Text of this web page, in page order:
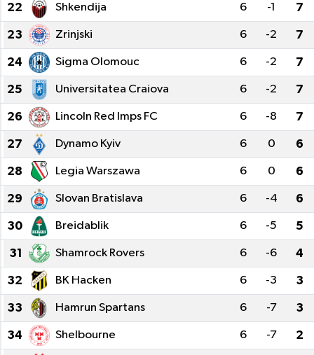
22 Shkendija 6 -1 7
23 Zrinjski 6 -2 7
24 Sigma Olomouc 6 -2 7
25 Universitatea Craiova 6 -2 7
26 Lincoln Red Imps FC 6 -8 7
27 Dynamo Kyiv 6 0 6
28 Legia Warszawa 6 0 6
29 Slovan Bratislava 6 -4 6
30 Breidablik 6 -5 5
31 Shamrock Rovers 6 -6 4
32 BK Hacken 6 -3 3
33 Hamrun Spartans 6 -7 3
34 Shelbourne 6 -7 2